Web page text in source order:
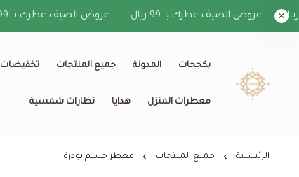
عروض الصيف عطرك بــ 99 ريال عروض الصيف عطرك بــ 99 ريال
بكججات المدونة جميع المنتجات تخفيضات
معطرات المنزل هدايا نظارات شمسية
الرئيسية جميع المنتجات معطر جسم بودرة